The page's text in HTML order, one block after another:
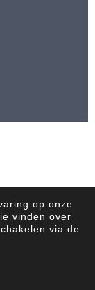
op onze
vinden over
via de